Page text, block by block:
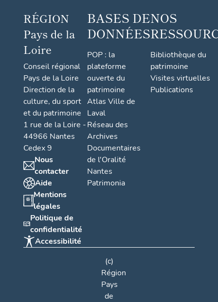
RÉGION
Pays de la
Loire
Conseil régional
Pays de la Loire
Direction de la
culture, du sport
et du patrimoine
1 rue de la Loire -
44966 Nantes
Cedex 9
Nous
contacter
Aide
Mentions
légales
Politique de
confidentialité
Accessibilité
BASES DE
DONNÉES
POP : la
plateforme
ouverte du
patrimoine
Atlas Ville de
Laval
Réseau des
Archives
Documentaires
de l'Oralité
Nantes
Patrimonia
NOS
Bibliothèque du
patrimoine
Visites virtuelles
Publications
(c)
Région
Pays
de